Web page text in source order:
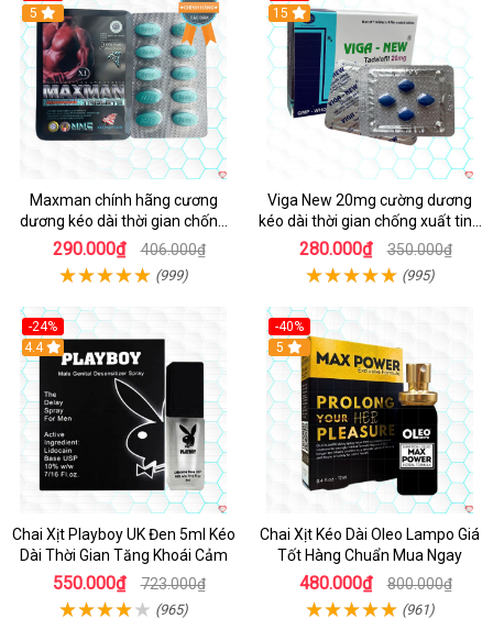
Hot
5
Maxman chính hãng cương
dương kéo dài thời gian chống
xuất tinh sớm hộp 10 viên
290.000₫ 406.000₫
(999)
15
Viga New 20mg cường dương
kéo dài thời gian chống xuất tinh
hộp 4 viên
280.000₫ 350.000₫
(995)
-24%
Hot
4.4
Chai Xịt Playboy UK Đen 5ml Kéo
Dài Thời Gian Tăng Khoái Cảm
550.000₫ 723.000₫
(965)
-40%
5
Chai Xịt Kéo Dài Oleo Lampo Giá
Tốt Hàng Chuẩn Mua Ngay
480.000₫ 800.000₫
(961)